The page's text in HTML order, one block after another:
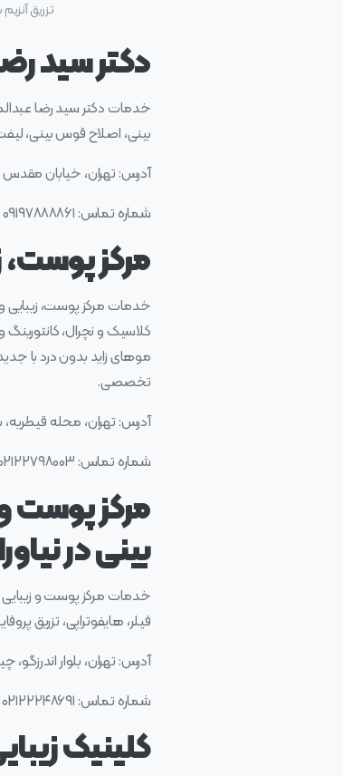
تزریق
دکتر سید
خدمات دکتر سید رضا
بینی، اصلاح قوس بینی،
آدرس: تهران، خیابان مقدس اردبیلی، بین الف
شماره تماس: ۰۹۱۹۷۸۸۸۸۶۱
مرکز پوست،
موهای زاید بدون درد با
تخصصی.
آدرس: تهران، محله قیطریه،
شماره تماس: ۰۲۱۲۲۷۹۸۰۰۳
مرکز پوست و
بینی در
خدمات مرکز پوست و زیبایی
فیلر، هایفوتراپی، تزریق
آدرس: تهران، بلوار اندرزگو،
شماره تماس: ۰۲۱۲۲۲۴۸۶۹۱
کلینیک